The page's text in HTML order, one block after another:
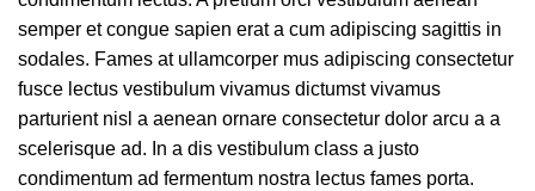
semper et congue sapien erat a cum adipiscing sagittis in
sodales. Fames at ullamcorper mus adipiscing consectetur
fusce lectus vestibulum vivamus dictumst vivamus
parturient nisl a aenean ornare consectetur dolor arcu a a
scelerisque ad. In a dis vestibulum class a justo
condimentum ad fermentum nostra lectus fames porta.